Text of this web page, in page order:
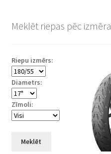
Meklēt riepas pēc izmēra
Riepu izmērs:
Diametrs:
Zīmoli:
Meklēt